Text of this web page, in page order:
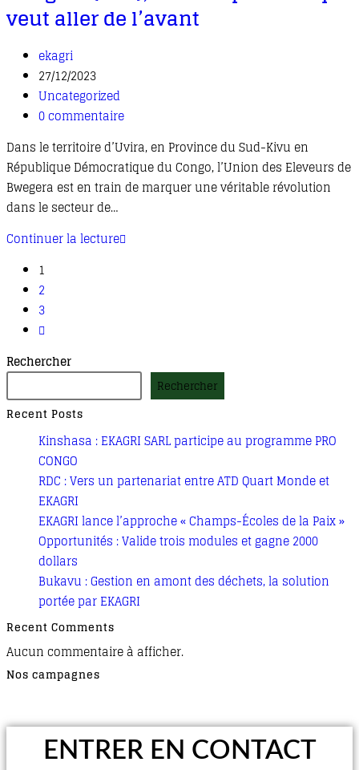
veut aller de l’avant
ekagri
27/12/2023
Uncategorized
0 commentaire
Dans le territoire d’Uvira, en Province du Sud-Kivu en
République Démocratique du Congo, l’Union des Eleveurs de
Bwegera est en train de marquer une véritable révolution
dans le secteur de…
Continuer la lecture
1
2
3
Rechercher
Rechercher
Recent Posts
Kinshasa : EKAGRI SARL participe au programme PRO
CONGO
RDC : Vers un partenariat entre ATD Quart Monde et
EKAGRI
EKAGRI lance l’approche « Champs-Écoles de la Paix »
Opportunités : Valide trois modules et gagne 2000
dollars
Bukavu : Gestion en amont des déchets, la solution
portée par EKAGRI
Recent Comments
Aucun commentaire à afficher.
Nos campagnes
ENTRER EN CONTACT